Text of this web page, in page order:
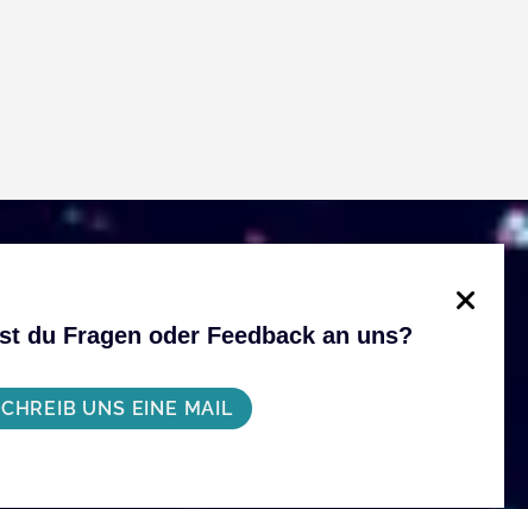
du Fragen oder Feedback an uns?
UNS EINE MAIL